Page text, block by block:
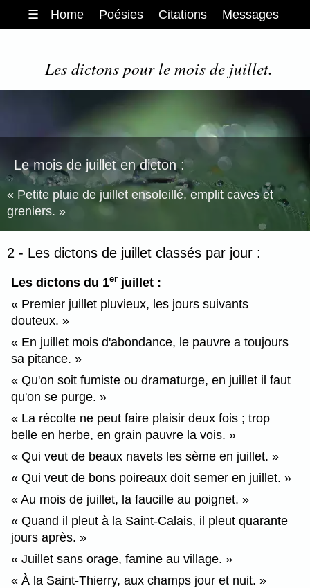
☰ Home Poésies Citations Messages
Les dictons pour le mois de juillet.
Le mois de juillet en dicton :
Petite pluie de juillet ensoleillé, emplit caves et
greniers.
2 - Les dictons de juillet classés par jour :
Les dictons du 1er juillet :
Premier juillet pluvieux, les jours suivants
douteux.
En juillet mois d'abondance, le pauvre a toujours
sa pitance.
Qu'on soit fumiste ou dramaturge, en juillet il faut
qu'on se purge.
La récolte ne peut faire plaisir deux fois ; trop
belle en herbe, en grain pauvre la vois.
Qui veut de beaux navets les sème en juillet.
Qui veut de bons poireaux doit semer en juillet.
Au mois de juillet, la faucille au poignet.
Quand il pleut à la Saint-Calais, il pleut quarante
jours après.
Juillet sans orage, famine au village.
À la Saint-Thierry, aux champs jour et nuit.